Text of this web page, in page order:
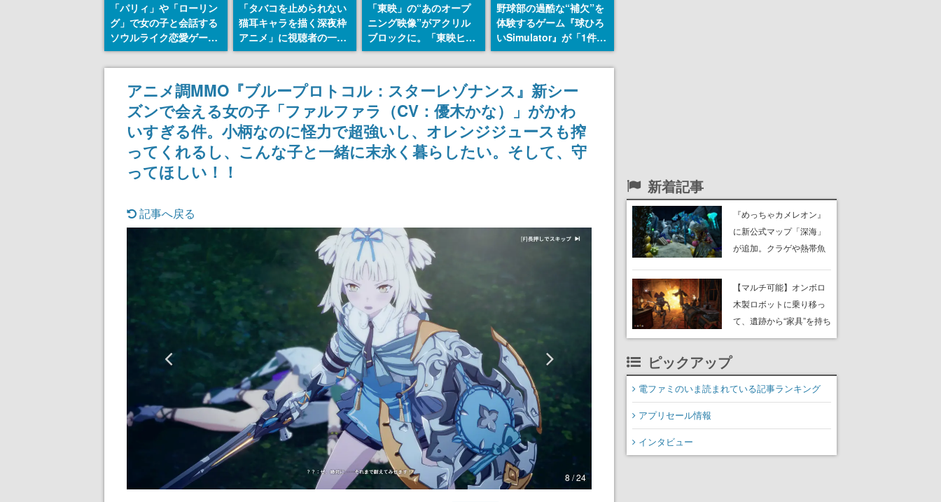
「パリィ」や「ローリン
グ」で女の子と会話する
ソウルライク恋愛ゲーム
『小早川さんはソウルラ
イク』無料公開。返事に
失敗すると「YOU
DIED」
「タバコを止められない
猫耳キャラを描く深夜枠
アニメ」に視聴者の一部
から批判意見。違法薬物
の使用と思しき描写も含
めて、BPOが議論を交わ
す
「東映」の“あのオープ
ニング映像”がアクリル
ブロックに。「東映ヒス
トリカル グッズコレクシ
ョン」が8月下旬より発
野球部の過酷な“補欠”を
体験するゲーム『球ひろ
いSimulator』が「1件」
のウィッシュリストをも
とにチェコ語に対応し
SNSで話題に。『キング
ダム・カム』開発元やチ
ェコのプロ野球選手から
称賛の声
アニメ調MMO『ブループロトコル：スターレゾナンス』新シー
ズンで会える女の子「ファルファラ（CV：優木かな）」がかわ
いすぎる件。小柄なのに怪力で超強いし、オレンジジュースも搾
ってくれるし、こんな子と一緒に末永く暮らしたい。そして、守
ってほしい！！
記事へ戻る
8 / 24
新着記事
『めっちゃカメレオン』
に新公式マップ「深海」
が追加。クラゲや熱帯魚
や大きな貝も
【マルチ可能】オンボロ
木製ロボットに乗り移っ
て、遺跡から“家具”を持ち
帰るホラーアクションゲ
売。迫る“腐敗”から逃げ延
び、持ち帰った家具で基
ピックアップ
電ファミのいま読まれている記事ランキング
アプリセール情報
インタビュー